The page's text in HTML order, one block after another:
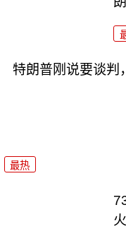
特朗普刚说要谈判
最热